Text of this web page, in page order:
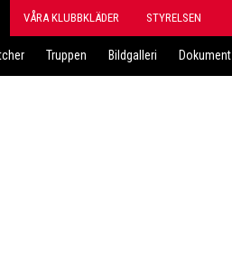
VÅRA KLUBBKLÄDER STYRELSEN
Truppen Bildgalleri Dokument